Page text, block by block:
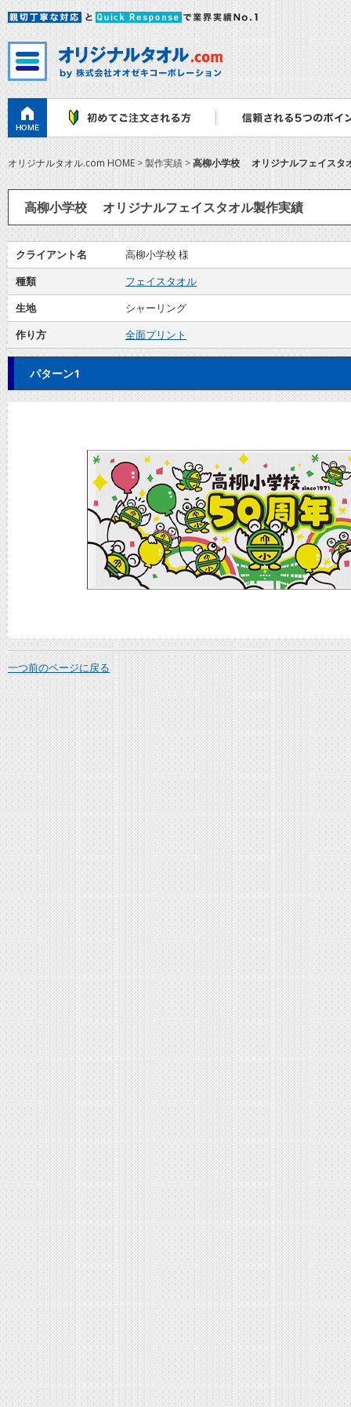
オリジナルタオル.com HOME> 製作実績 >高柳小学校 オリジナルフェイスタ
高柳小学校 オリジナルフェイスタオル製作実績
クライアント名
高柳小学校 様
種類
フェイスタオル
生地
シャーリング
作り方
全面プリント
パターン1
一つ前のページに戻る